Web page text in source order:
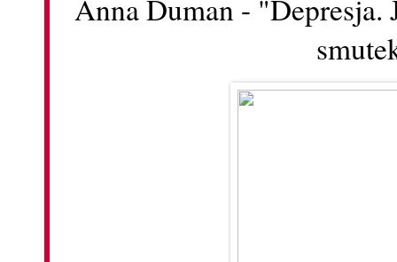
Anna Duman - "Depresja.